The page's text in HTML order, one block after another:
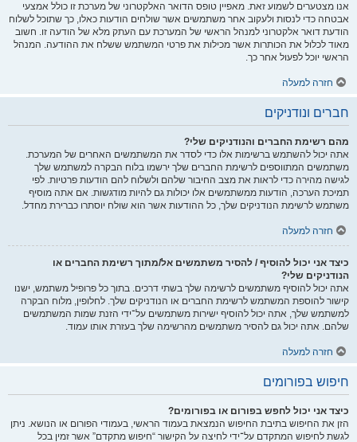
אנו מצטערים לשמוע זאת. מאפיין טופס הדואר האלקטרוני של מערכת זו כולל אמצעי
אבטחה כדי לנסות ולעקוב אחר משתמשים אשר שולחים הודעות כאלו, כך שתוכל לשלוח
הודעת דואר אלקטרוני למנהל הראשי של המערכת עם העתק מלא של הודעה זו. חשוב
מאוד לכלול את הכותרות אשר מכילות את פרטי המשתמש ששלח את ההודעה. המנהל
הראשי יוכל לפעול אחר כך.
חזרה למעלה
חברים ונודניקים
מהם רשימת החברים והנודניקים שלי?
אתה יכול להשתמש ברשימות אלו כדי לסדר את המשתמשים האחרים של המערכת.
משתמשים המתווספים לרשימת החברים שלך ירשמו בלוח הבקרה למשתמש שלך
לגישה מהירה כדי לראות את מצב החיבור שלהם ולשלוח להם הודעות פרטיות. לפי
תמיכת הערכה, הודעות ממשתמשים אלו יכולות גם להיות מודגשות. אם אתה מוסיף
משתמש לרשימת הנודניקים שלך, כל ההודעות אשר הוא שולח יוסתרו כברירת מחדל.
חזרה למעלה
כיצד אני יכול להוסיף / להסיר משתמשים אל/מתוך רשימת החברים או
הנודניקים שלי?
אתה יכול להוסיף משתמשים לרשימה שלך בשתי דרכים. בתוך כל פרופיל משתמש, ישנו
קישור להוספת המשתמש לרשימת החברים או הנודניקים שלך. לחלופין, מלוח הבקרה
למשתמש שלך, אתה יכול להוסיף ישירות משתמשים על־ידי הזנת שמות המשתמשים
שלהם. אתה יכול גם להסיר משתמשים מהרשימה שלך בעזרת אותו עמוד.
חזרה למעלה
חיפוש בפורומים
כיצד אני יכול לחפש בפורום או בפורומים?
הזן את החיפוש בתיבת החיפוש הנמצאת בעמוד הראשי, בעמודי הפורום או הנושא. ניתן
לגשת לחיפוש המתקדם על־ידי לחיצה על הקישור “חיפוש מתקדם” אשר זמין בכל